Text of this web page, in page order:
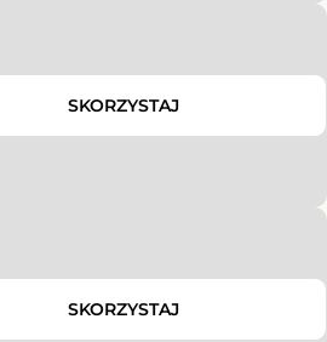
SKORZYSTAJ
SKORZYSTAJ